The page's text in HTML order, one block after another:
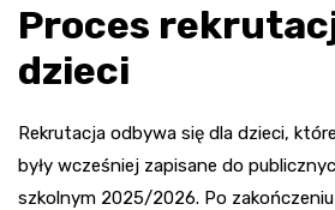
Proces
dzieci
Rekrutacja odbywa się dla dzieci,
były wcześniej zapisane do
szkolnym 2025/2026. Po